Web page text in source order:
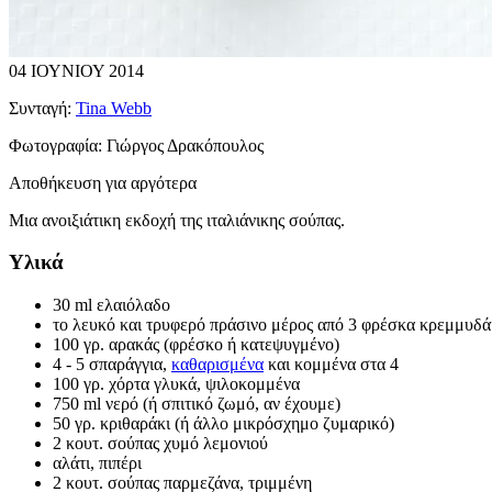
04 ΙΟΥΝΙΟΥ 2014
Συνταγή: Tina Webb
Φωτογραφία: Γιώργος Δρακόπουλος
Αποθήκευση για αργότερα
Μια ανοιξιάτικη εκδοχή της ιταλιάνικης σούπας.
Υλικά
30 ml ελαιόλαδο
το λευκό και τρυφερό πράσινο μέρος από 3 φρέσκα
100 γρ. αρακάς (φρέσκο ή κατεψυγμένο)
4 - 5 σπαράγγια, καθαρισμένα και κομμένα στα 4
100 γρ. χόρτα γλυκά, ψιλοκομμένα
750 ml νερό (ή σπιτικό ζωμό, αν έχουμε)
50 γρ. κριθαράκι (ή άλλο μικρόσχημο ζυμαρικό)
2 κουτ. σούπας χυμό λεμονιού
αλάτι, πιπέρι
2 κουτ. σούπας παρμεζάνα, τριμμένη